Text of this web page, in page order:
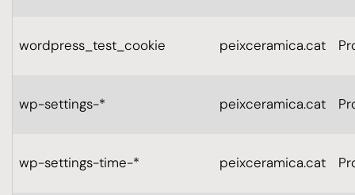
wordpress_test_cookie peixceramica.cat
wp-settings-* peixceramica.cat
wp-settings-time-* peixceramica.cat